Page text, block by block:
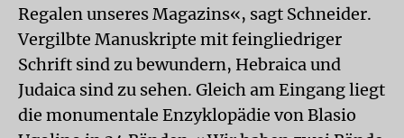
Regalen unseres Magazins«, sagt Schneider.
Vergilbte Manuskripte mit feingliedriger
Schrift sind zu bewundern, Hebraica und
Judaica sind zu sehen. Gleich am Eingang liegt
die monumentale Enzyklopädie von Blasio